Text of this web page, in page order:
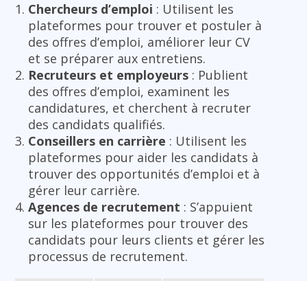
Chercheurs d’emploi : Utilisent les
plateformes pour trouver et postuler à
des offres d’emploi, améliorer leur CV
et se préparer aux entretiens.
Recruteurs et employeurs : Publient
des offres d’emploi, examinent les
candidatures, et cherchent à recruter
des candidats qualifiés.
Conseillers en carrière : Utilisent les
plateformes pour aider les candidats à
trouver des opportunités d’emploi et à
gérer leur carrière.
Agences de recrutement : S’appuient
sur les plateformes pour trouver des
candidats pour leurs clients et gérer les
processus de recrutement.